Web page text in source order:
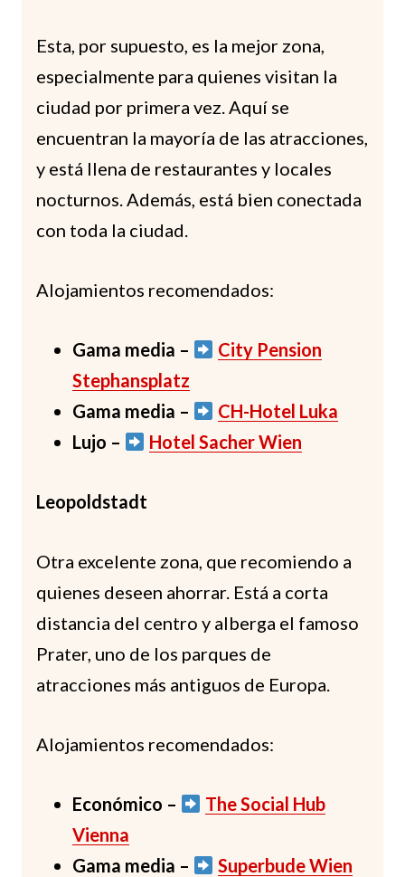
Esta, por supuesto, es la mejor zona,
especialmente para quienes visitan la
ciudad por primera vez. Aquí se
encuentran la mayoría de las atracciones,
y está llena de restaurantes y locales
nocturnos. Además, está bien conectada
con toda la ciudad.
Alojamientos recomendados:
Gama media –
City Pension
Stephansplatz
Gama media –
CH-Hotel Luka
Lujo –
Hotel Sacher Wien
Leopoldstadt
Otra excelente zona, que recomiendo a
quienes deseen ahorrar. Está a corta
distancia del centro y alberga el famoso
Prater, uno de los parques de
atracciones más antiguos de Europa.
Alojamientos recomendados:
Económico –
The Social Hub
Vienna
Gama media –
Superbude Wien